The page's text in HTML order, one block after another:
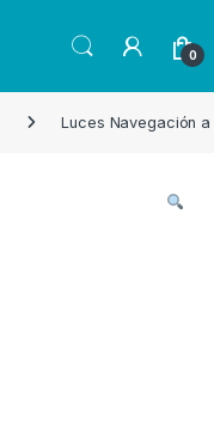
0
Luces Navegación a